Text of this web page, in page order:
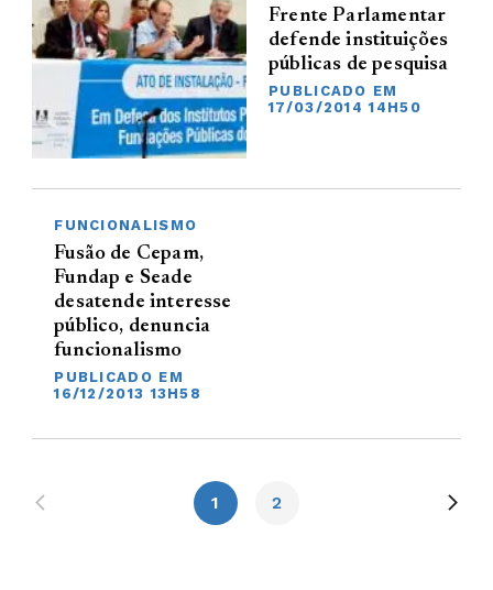
Frente Parlamentar
defende instituições
públicas de pesquisa
PUBLICADO EM
17/03/2014 14H50
FUNCIONALISMO
Fusão de Cepam,
Fundap e Seade
desatende interesse
público, denuncia
funcionalismo
PUBLICADO EM
16/12/2013 13H58
1 2